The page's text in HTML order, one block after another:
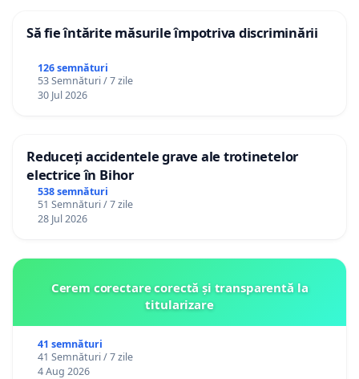
Să fie întărite măsurile împotriva discriminării
126 semnături
53 Semnături / 7 zile
30 Jul 2026
Reduceți accidentele grave ale trotinetelor
electrice în Bihor
538 semnături
51 Semnături / 7 zile
28 Jul 2026
Cerem corectare corectă și transparentă la
titularizare
41 semnături
41 Semnături / 7 zile
4 Aug 2026